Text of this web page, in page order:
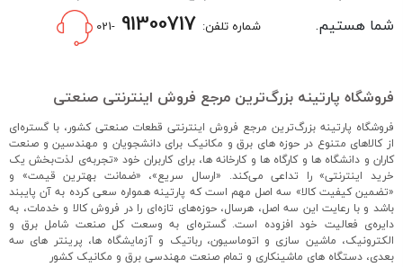
شما هستیم.
شماره تلفن: -021
فروشگاه پارتینه بزرگ‌ترین مرجع فروش اینترنتی صنعتی
فروشگاه پارتینه بزرگ‌ترین مرجع فروش اینترنتی قطعات صنعتی کشور، با گستره‌ای
از کالاهای متنوع در حوزه های برق و مکانیک برای دانشجویان و مهندسین و صنعت
کاران و دانشگاه ها و کارگاه ها و کارخانه ها، برای کاربران خود «تجربه‌ی لذت‌بخش یک
خرید اینترنتی» را تداعی می‌کند. «ارسال سریع»، «ضمانت بهترین قیمت» و
«تضمین کیفیت کالا» سه اصل مهم است که پارتینه همواره سعی کرده به آن پایبند
باشد و با رعایت این سه اصل، هرسال، حوزه‌های تازه‌ای را در فروش کالا و خدمات، به
دایره‌ی فعالیت خود افزوده است. گستره‌ای به وسعت کل صنعت شامل برق و
الکترونیک، ماشین سازی و اتوماسیون، رباتیک و آزمایشگاه ها، پرینتر های سه
بعدی، دستگاه های ماشینکاری و تمام صنعت مهندسی برق و مکانیک کشور